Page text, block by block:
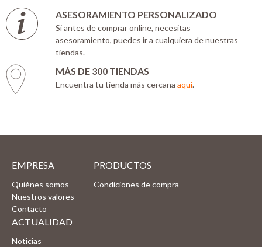
ASESORAMIENTO PERSONALIZADO
Si antes de comprar online, necesitas
asesoramiento, puedes ir a cualquiera de nuestras
tiendas.
MÁS DE 300 TIENDAS
Encuentra tu tienda más cercana aquí.
EMPRESA
Quiénes somos
Nuestros valores
Contacto
PRODUCTOS
Condiciones de compra
ACTUALIDAD
Noticias